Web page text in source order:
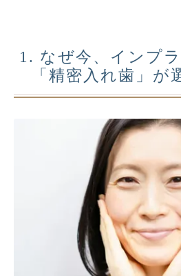
1. なぜ今、インプ
「精密入れ歯」が